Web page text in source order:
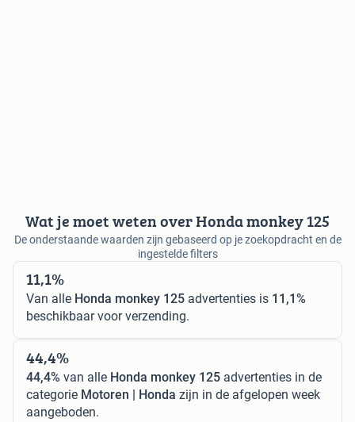
Wat je moet weten over Honda monkey 125
De onderstaande waarden zijn gebaseerd op je zoekopdracht en de
ingestelde filters
11,1%
Van alle Honda monkey 125 advertenties is 11,1%
beschikbaar voor verzending.
44,4%
44,4% van alle Honda monkey 125 advertenties in de
categorie Motoren | Honda zijn in de afgelopen week
aangeboden.